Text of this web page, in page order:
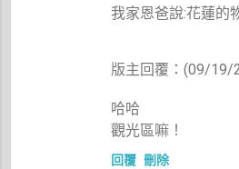
我家恩爸說:花蓮的
版主回覆：(09/19/
哈哈
觀光區嘛！
回覆 刪除